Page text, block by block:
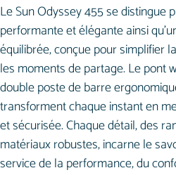
Le Sun Odyssey 455 se distingue
performante et élégante ainsi
équilibrée, conçue pour simplifier
les moments de partage. Le pont
double poste de barre
transforment chaque instant en
et sécurisée. Chaque détail, des
matériaux robustes, incarne le
service de la performance, du